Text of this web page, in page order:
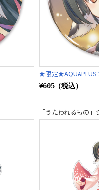
★限定★AQUAPLUS
¥605（税込）
「うたわれるもの」